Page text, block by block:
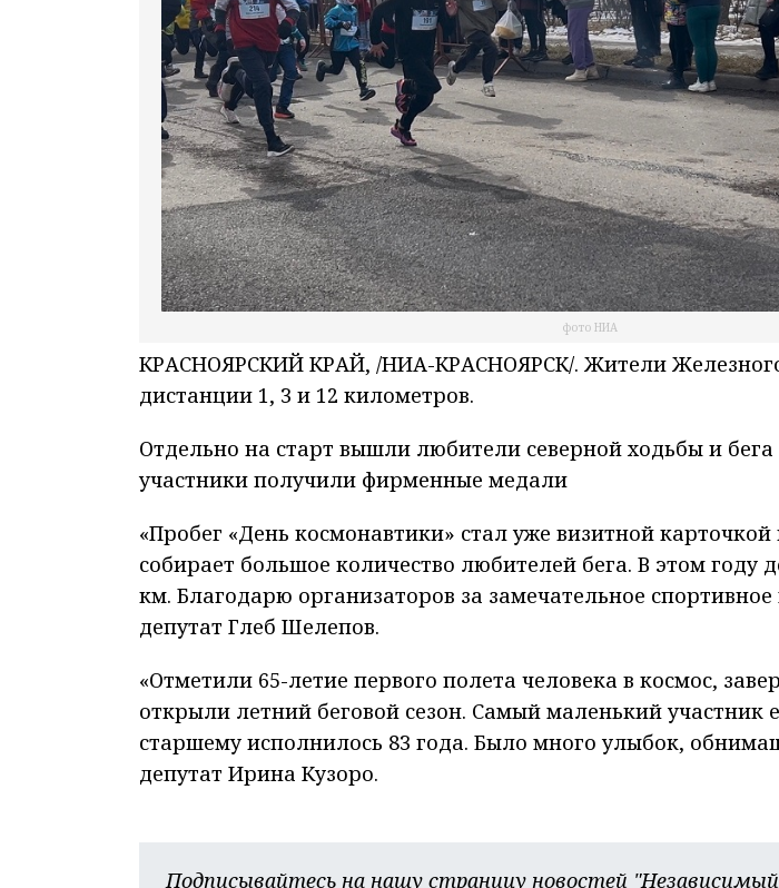
фото НИА
КРАСНОЯРСКИЙ КРАЙ, /НИА-КРАСНОЯРСК/. Жители
дистанции 1, 3 и 12 километров.
Отдельно на старт вышли любители северной ходьбы и бега
участники получили фирменные медали
«Пробег «День космонавтики» стал уже визитной
собирает большое количество любителей бега. В этом году
км. Благодарю организаторов за замечательное
депутат Глеб Шелепов.
«Отметили 65-летие первого полета человека в космос,
открыли летний беговой сезон. Самый маленький участник
старшему исполнилось 83 года. Было много улыбок,
депутат Ирина Кузоро.
Подписывайтесь на нашу страницу новостей "Независимый